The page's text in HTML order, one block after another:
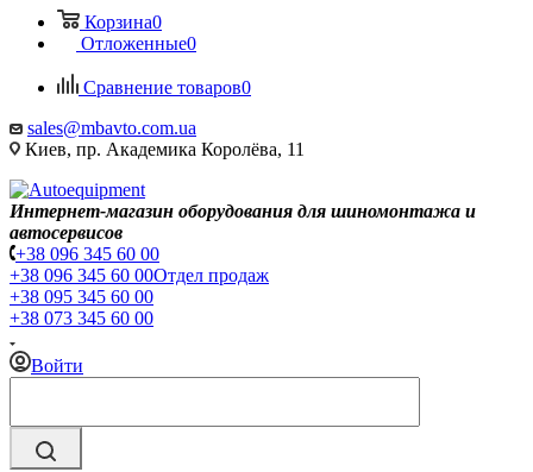
Корзина0
Отложенные0
Сравнение товаров0
sales@mbavto.com.ua
Киев, пр. Академика Королёва, 11
Интернет-магазин оборудования для шиномонтажа и
автосервисов
+38 096 345 60 00
+38 096 345 60 00Отдел продаж
+38 095 345 60 00
+38 073 345 60 00
Войти